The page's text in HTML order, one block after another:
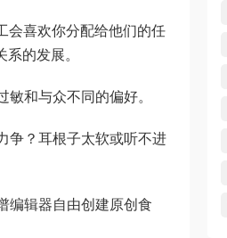
会喜欢你分配给他们的任
的发展。
和与众不同的偏好。
争？耳根子太软或听不进
编辑器自由创建原创食